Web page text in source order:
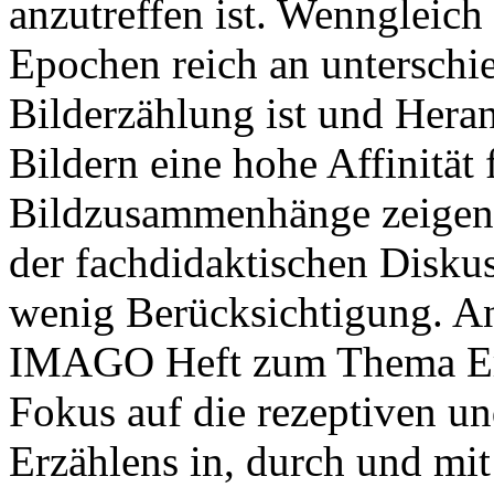
anzutreffen ist.
Epochen reich an
Bilderzählung ist und
Bildern eine hohe Affinität
Bildzusammenhänge
der fachdidaktischen
wenig Berücksichtigung.
IMAGO Heft zum Thema
Fokus auf die rezeptiven
Erzählens in, durch und